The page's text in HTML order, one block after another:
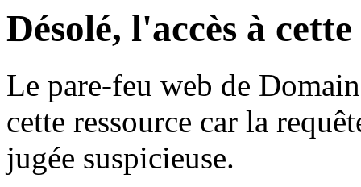
Désolé, l'accès à
Le pare-feu web de
cette ressource car la
jugée suspicieuse.